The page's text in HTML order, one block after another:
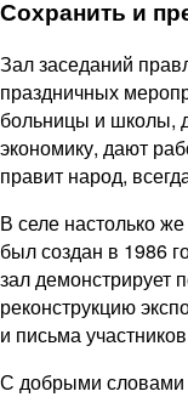
Сохранить и
Зал заседаний
праздничных
больницы и школы,
экономику, дают
правит народ,
В селе настолько
был создан в 1986
зал демонстрирует
реконструкцию
и письма
С добрыми словами